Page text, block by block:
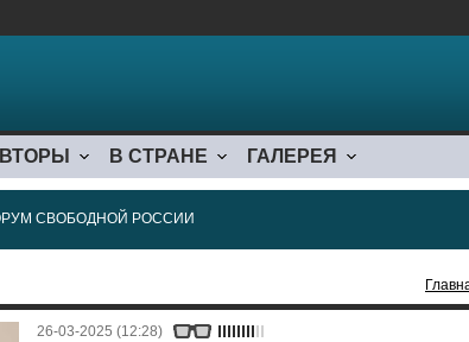
В СТРАНЕ ГАЛЕРЕЯ
СВОБОДНОЙ РОССИИ
26-03-2025 (12:28)